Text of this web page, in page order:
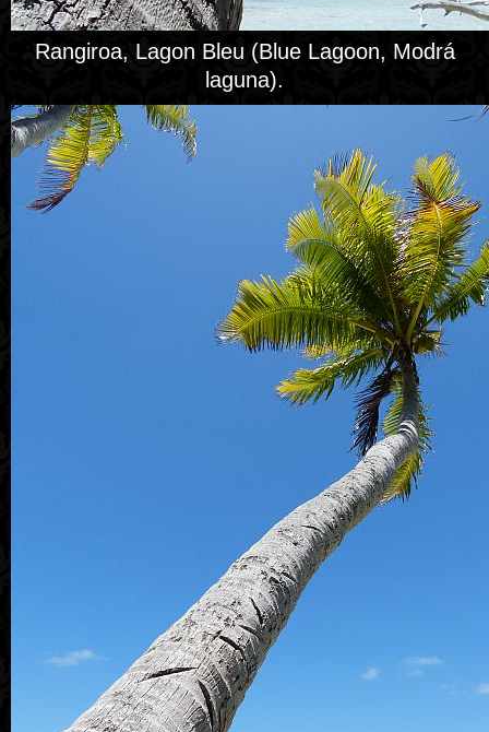
Rangiroa, Lagon Bleu (Blue Lagoon, Modrá
laguna).